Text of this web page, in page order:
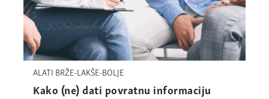
ALATI BRŽE-LAKŠE-BOLJE
Kako (ne) dati povratnu informaciju